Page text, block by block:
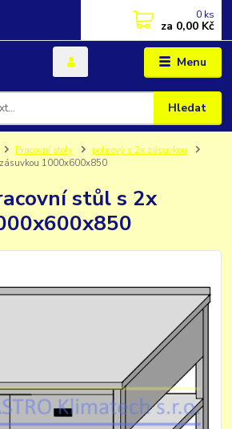
Menu
Hledat
0 ks
za 0,00 Kč
Pracovní stoly
policový s 2x zásuvkou
1000x600x850
stůl s 2x